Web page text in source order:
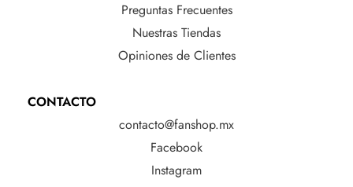
Preguntas Frecuentes
Nuestras Tiendas
Opiniones de Clientes
CONTACTO
contacto@fanshop.mx
Facebook
Instagram